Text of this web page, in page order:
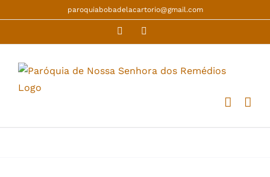
content
paroquiabobadelacartorio@gmail.com
Facebook